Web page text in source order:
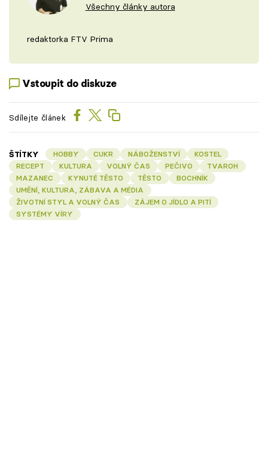
Všechny články autora
redaktorka FTV Prima
Vstoupit do diskuze
Sdílejte článek
ŠTÍTKY HOBBY CUKR NÁBOŽENSTVÍ
KOSTEL
RECEPT
KULTURA VOLNÝ ČAS PEČIVO
TVAROH
MAZANEC
KYNUTÉ TĚSTO TĚSTO
BOCHNÍK
UMĚNÍ, KULTURA, ZÁBAVA A MÉDIA
ŽIVOTNÍ STYL A VOLNÝ ČAS
ZÁJEM O JÍDLO A PITÍ
SYSTÉMY VÍRY